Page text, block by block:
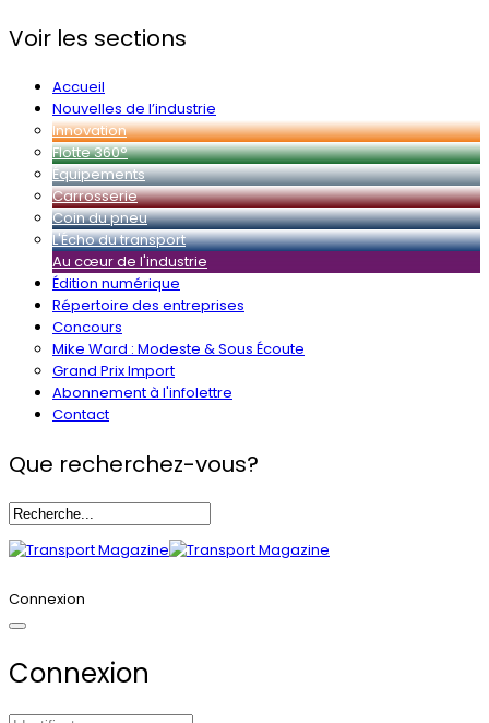
Voir les sections
Accueil
Nouvelles de l’industrie
Innovation
Flotte 360°
Équipements
Carrosserie
Coin du pneu
L'Écho du transport
Au cœur de l'industrie
Édition numérique
Répertoire des entreprises
Concours
Mike Ward : Modeste & Sous Écoute
Grand Prix Import
Abonnement à l'infolettre
Contact
Que recherchez-vous?
Connexion
Connexion